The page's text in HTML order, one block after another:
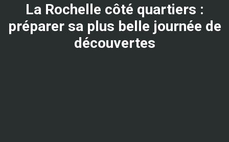
La Rochelle côté quartiers :
préparer sa plus belle journée de
découvertes